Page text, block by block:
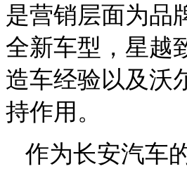
是营销层面为品
全新车型，星越
造车经验以及沃
持作用。
作为长安汽车